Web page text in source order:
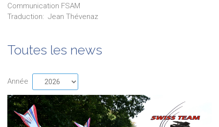
Communication FSAM
Traduction: Jean Thévenaz
Toutes les news
Année